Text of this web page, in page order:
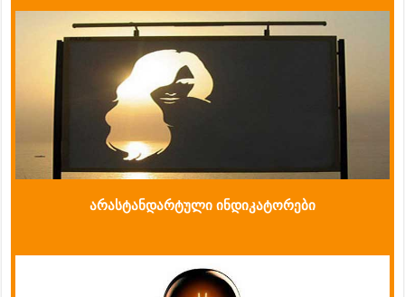
არასტანდარტული ინდიკატორები